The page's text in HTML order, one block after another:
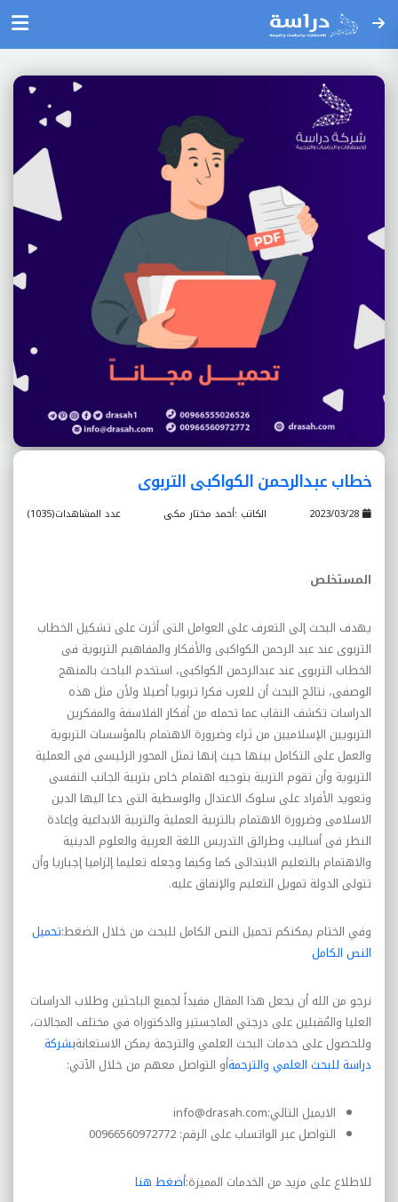
خطاب عبدالرحمن الکواکبى التربوى
عدد المشاهدات(1035) الكاتب :أحمد مختار مکى
المستخلص
يهدف البحث إلى التعرف على العوامل التى أثرت على تشکيل الخطاب
التربوى عند عبد الرحمن الکواکبى والأفکار والمفاهيم التربوية فى
الخطاب التربوى عند عبدالرحمن الکواکبى، استخدم الباحث بالمنهج
الوصفى، نتائج البحث أن للعرب فکرا تربويا أصيلا ولأن مثل هذه
الدراسات تکشف النقاب عما تحمله من أفکار الفلاسفة والمفکرين
التربويين الإسلاميين من ثراء وضرورة الاهتمام بالمؤسسات التربوية
والعمل على التکامل بينها حيث إنها تمثل المحور الرئيسى فى العملية
التربوية وأن تقوم التربية بتوجيه اهتمام خاص بتربية الجانب النفسى
وتعويد الأفراد على سلوک الاعتدال والوسطية التى دعا اليها الدين
الاسلامى وضرورة الاهتمام بالتربية العملية والتربية الابداعية وإعادة
النظر فى أساليب وطرائق التدريس اللغة العربية والعلوم الدينية
والاهتمام بالتعليم الابتدائى کما وکيفا وجعله تعليما إلزاميا إجباريا وأن
تتولى الدولة تمويل التعليم والإنفاق عليه.
وفي الختام يمكنكم تحميل النص الكامل للبحث من خلال الضغط:تحميل
النص الكامل
نرجو من الله أن يجعل هذا المقال مفيداً لجميع الباحثين وطلاب الدراسات
العليا والمُقبلين على درجتي الماجستير والدكتوراه في مختلف المجالات،
وللحصول على خدمات البحث العلمي والترجمة يمكن الاستعانةبشركة
دراسة للبحث العلمي والترجمةأو التواصل معهم من خلال الآتي:
الايميل التالي:info@drasah.com
التواصل عبر الواتساب على الرقم: 00966560972772
للاطلاع على مزيد من الخدمات المميزة:أضغط هنا